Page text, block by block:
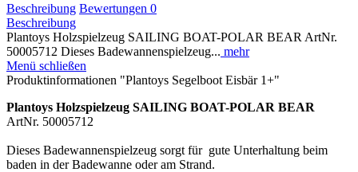
Beschreibung Bewertungen 0
Beschreibung
Plantoys Holzspielzeug SAILING BOAT-POLAR BEAR ArtNr.
50005712 Dieses Badewannenspielzeug... mehr
Menü schließen
Produktinformationen "Plantoys Segelboot Eisbär 1+"
Plantoys Holzspielzeug SAILING BOAT-POLAR BEAR
ArtNr. 50005712
Dieses Badewannenspielzeug sorgt für gute Unterhaltung beim
baden in der Badewanne oder am Strand.